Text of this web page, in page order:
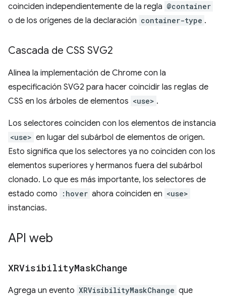
coinciden independientemente de la regla @container
o de los orígenes de la declaración container-type .
Cascada de CSS SVG2
Alinea la implementación de Chrome con la
especificación SVG2 para hacer coincidir las reglas de
CSS en los árboles de elementos <use> .
Los selectores coinciden con los elementos de instancia
<use> en lugar del subárbol de elementos de origen.
Esto significa que los selectores ya no coinciden con los
elementos superiores y hermanos fuera del subárbol
clonado. Lo que es más importante, los selectores de
estado como
:hover ahora coinciden en <use>
instancias.
API web
XRVisibilityMaskChange
Agrega un evento XRVisibilityMaskChange que